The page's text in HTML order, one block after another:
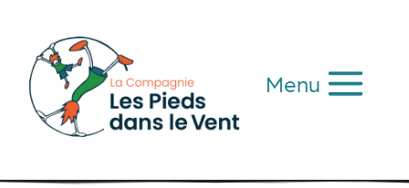
contenu
Menu